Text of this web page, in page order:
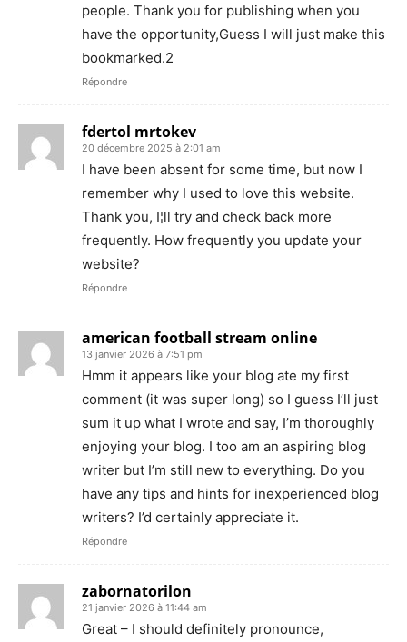
people. Thank you for publishing when you
have the opportunity,Guess I will just make this
bookmarked.2
Répondre
fdertol mrtokev
20 décembre 2025 à 2:01 am
I have been absent for some time, but now I
remember why I used to love this website.
Thank you, I¦ll try and check back more
frequently. How frequently you update your
website?
Répondre
american football stream online
13 janvier 2026 à 7:51 pm
Hmm it appears like your blog ate my first
comment (it was super long) so I guess I’ll just
sum it up what I wrote and say, I’m thoroughly
enjoying your blog. I too am an aspiring blog
writer but I’m still new to everything. Do you
have any tips and hints for inexperienced blog
writers? I’d certainly appreciate it.
Répondre
zabornatorilon
21 janvier 2026 à 11:44 am
Great – I should definitely pronounce,